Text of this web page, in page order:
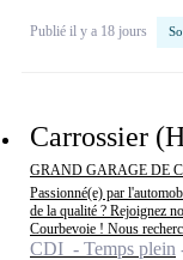
Publié il y a 18 jours
Carrossier
GRAND GARAGE DE
Passionné(e) par
de la qualité ? Rejoignez
Courbevoie ! Nous
CDI - Temps plein